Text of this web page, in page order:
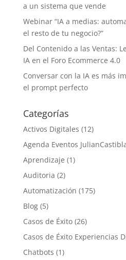
a un sistema que vende
Webinar “IA a medias:
el resto de tu negocio?”
Del Contenido a las Ventas:
IA en el Foro Ecommerce 4.0
Conversar con la IA es más
el prompt perfecto
Categorías
Activos Digitales (12)
Agenda Eventos
Aprendizaje (1)
Auditoria (2)
Automatización (175)
Blog(5)
Casos de Éxito(26)
Casos de Éxito Experiencias
Chatbots (1)